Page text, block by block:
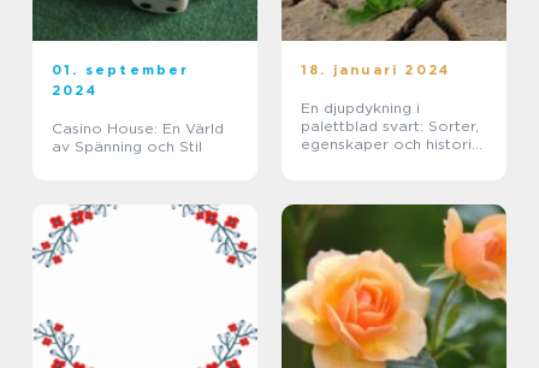
01. september
2024
Casino House: En Värld
av Spänning och Stil
18. januari 2024
En djupdykning i
palettblad svart: Sorter,
egenskaper och historisk